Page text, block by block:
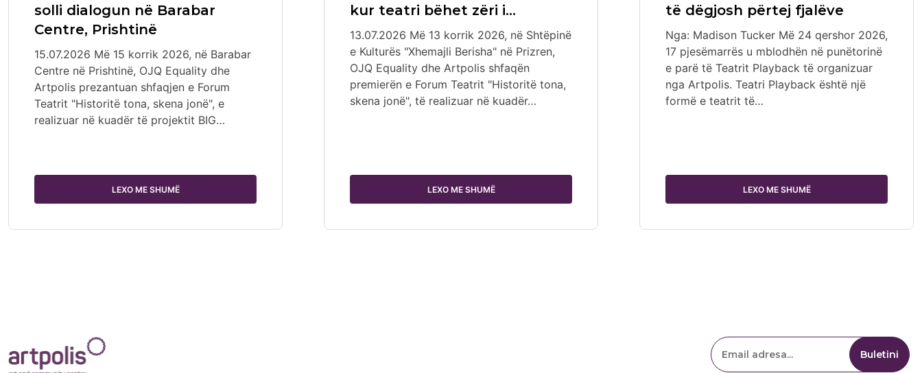
solli dialogun në Barabar
Centre, Prishtinë
15.07.2026 Më 15 korrik 2026, në Barabar
Centre në Prishtinë, OJQ Equality dhe
Artpolis prezantuan shfaqjen e Forum
Teatrit "Historitë tona, skena jonë", e
realizuar në kuadër të projektit BIG…
LEXO ME SHUMË
kur teatri bëhet zëri i…
13.07.2026 Më 13 korrik 2026, në Shtëpinë
e Kulturës "Xhemajli Berisha" në Prizren,
OJQ Equality dhe Artpolis shfaqën
premierën e Forum Teatrit "Historitë tona,
skena jonë", të realizuar në kuadër…
LEXO ME SHUMË
të dëgjosh përtej fjalëve
Nga: Madison Tucker Më 24 qershor 2026,
17 pjesëmarrës u mblodhën në punëtorinë
e parë të Teatrit Playback të organizuar
nga Artpolis. Teatri Playback është një
formë e teatrit të…
LEXO ME SHUMË